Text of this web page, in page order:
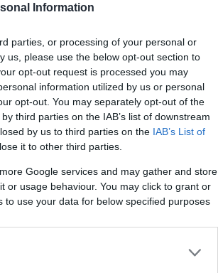
Information
parties, or processing of your personal or
us, please use the below opt-out section to
opt-out request is processed you may
information utilized by us or personal
opt-out. You may separately opt-out of the
third parties on the IAB’s list of downstream
by us to third parties on the IAB’s List of
it to other third parties.
Google services and may gather and store
or usage behaviour. You may click to grant or
use your data for below specified purposes